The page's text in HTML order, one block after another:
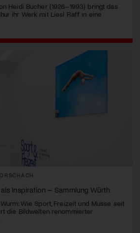
Heidi Bucher (1926–1993) bringt das
ihr Werk mit Liesl Raff in eine
Inspiration – Sammlung Würth
Wie Sport, Freizeit und Musse seit
die Bildwelten renommierter